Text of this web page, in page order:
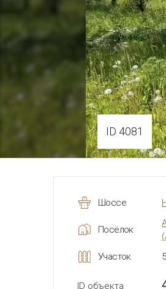
ID 4081
Шоссе
Посёлок
Участок
ID объекта